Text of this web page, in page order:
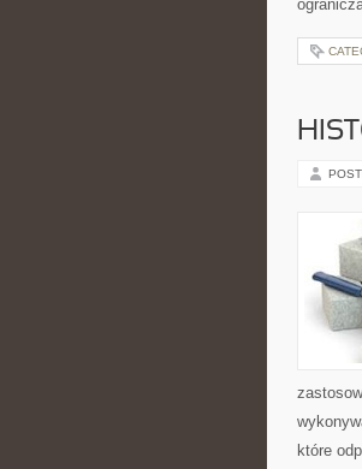
które